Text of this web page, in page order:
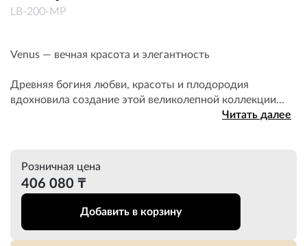
LB-200-MP
Venus — вечная красота и элегантность
Древняя богиня любви, красоты и плодородия
вдохновила создание этой великолепной коллекции...
Читать далее
Розничная цена
406 080 ₸
Добавить в корзину